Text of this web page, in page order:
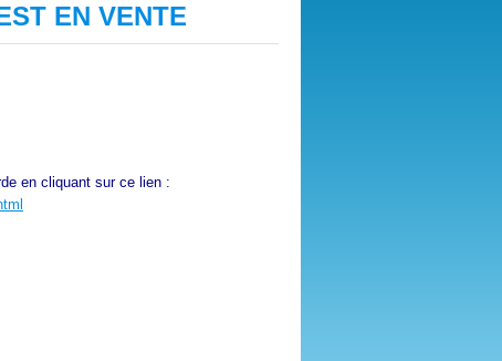
EN VENTE
en cliquant sur ce lien :